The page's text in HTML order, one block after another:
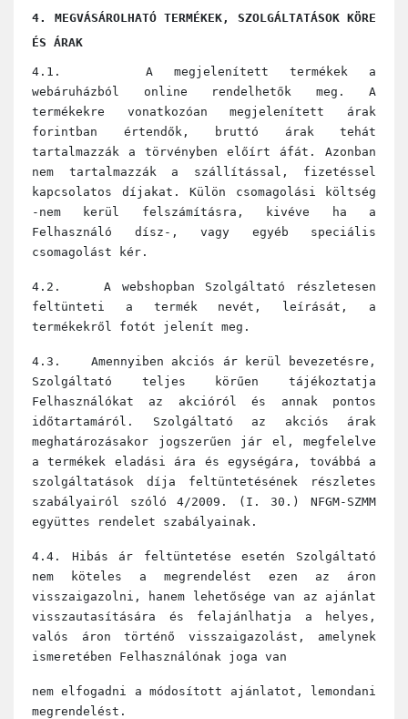
4. MEGVÁSÁROLHATÓ TERMÉKEK, SZOLGÁLTATÁSOK KÖRE
ÉS ÁRAK
4.1. A megjelenített termékek a
webáruházból online rendelhetők meg. A
termékekre vonatkozóan megjelenített árak
forintban értendők, bruttó árak tehát
tartalmazzák a törvényben előírt áfát. Azonban
nem tartalmazzák a szállítással, fizetéssel
kapcsolatos díjakat. Külön csomagolási költség
-nem kerül felszámításra, kivéve ha a
Felhasználó dísz-, vagy egyéb speciális
csomagolást kér.
4.2. A webshopban Szolgáltató részletesen
feltünteti a termék nevét, leírását, a
termékekről fotót jelenít meg.
4.3. Amennyiben akciós ár kerül bevezetésre,
Szolgáltató teljes körűen tájékoztatja
Felhasználókat az akcióról és annak pontos
időtartamáról. Szolgáltató az akciós árak
meghatározásakor jogszerűen jár el, megfelelve
a termékek eladási ára és egységára, továbbá a
szolgáltatások díja feltüntetésének részletes
szabályairól szóló 4/2009. (I. 30.) NFGM-SZMM
együttes rendelet szabályainak.
4.4. Hibás ár feltüntetése esetén Szolgáltató
nem köteles a megrendelést ezen az áron
visszaigazolni, hanem lehetősége van az ajánlat
visszautasítására és felajánlhatja a helyes,
valós áron történő visszaigazolást, amelynek
ismeretében Felhasználónak joga van
nem elfogadni a módosított ajánlatot, lemondani
megrendelést.